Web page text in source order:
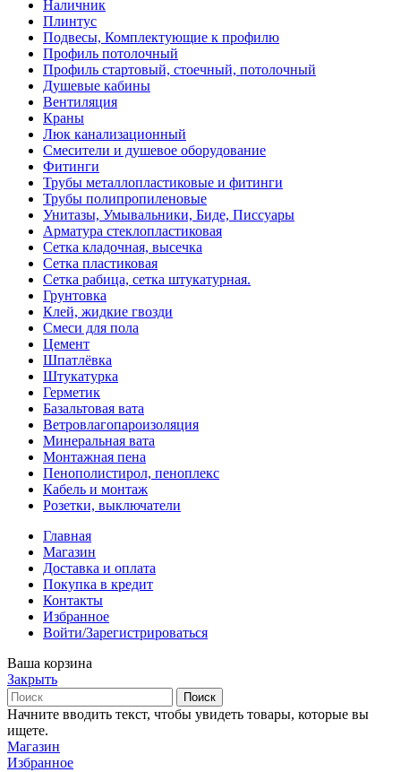
Наличник
Плинтус
Подвесы, Комплектующие к профилю
Профиль потолочный
Профиль стартовый, стоечный, потолочный
Душевые кабины
Вентиляция
Краны
Люк канализационный
Смесители и душевое оборудование
Фитинги
Трубы металлопластиковые и фитинги
Трубы полипропиленовые
Унитазы, Умывальники, Биде, Писсуары
Арматура стеклопластиковая
Сетка кладочная, высечка
Сетка пластиковая
Сетка рабица, сетка штукатурная.
Грунтовка
Клей, жидкие гвозди
Смеси для пола
Цемент
Шпатлёвка
Штукатурка
Герметик
Базальтовая вата
Ветровлагопароизоляция
Минеральная вата
Монтажная пена
Пенополистирол, пеноплекс
Кабель и монтаж
Розетки, выключатели
Главная
Магазин
Доставка и оплата
Покупка в кредит
Контакты
Избранное
Войти/Зарегистрироваться
Ваша корзина
Закрыть
Поиск
Начните вводить текст, чтобы увидеть товары, которые вы
ищете.
Магазин
Избранное